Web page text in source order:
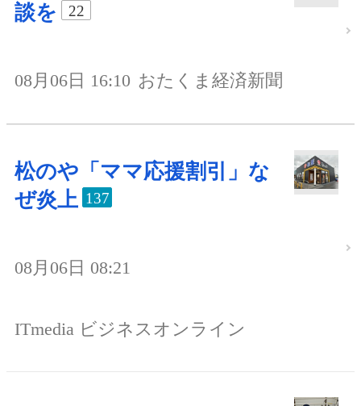
談を
22
08月06日 16:10 おたくま経済新聞
松のや「ママ応援割引」な
ぜ炎上 137
08月06日 08:21
ITmedia ビジネスオンライン